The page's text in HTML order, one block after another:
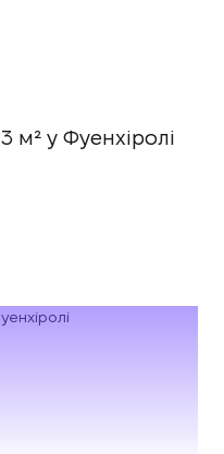
м² у Фуенхіролі